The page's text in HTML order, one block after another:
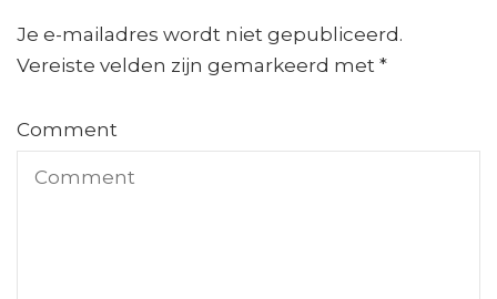
Je e-mailadres wordt niet gepubliceerd.
Vereiste velden zijn gemarkeerd met *
Comment